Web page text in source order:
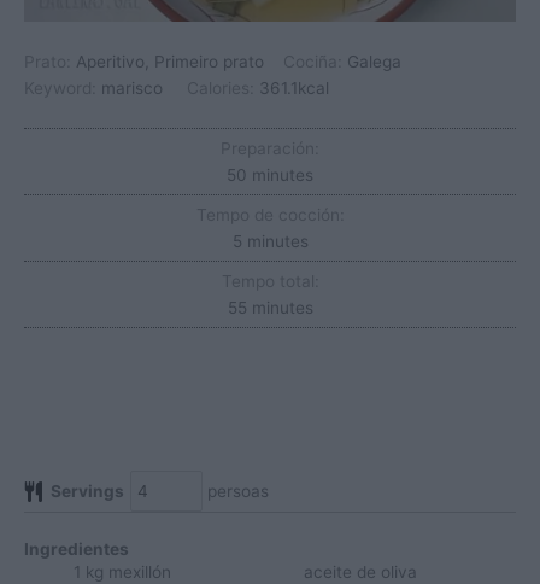
Aperitivo, Primeiro prato
Galega
marisco 361.1kcal
50 minutes
minutes
5minutes
minutes
55minutes
minutes
Servings persoas
Ingredientes
1 kg mexillón
aceite de oliva